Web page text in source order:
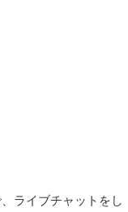
ライブチャットをし